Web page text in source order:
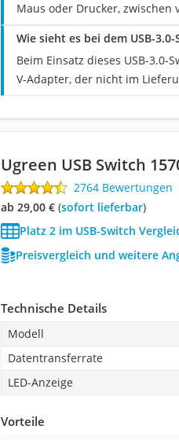
Maus oder Drucker,
Wie sieht es bei dem USB-
Beim Einsatz dieses USB-
V-Adapter, der nicht im
Ugreen USB Switch
2764 Bewertungen
ab 29,00 €( Sofort lieferbar)
Platz 2 im USB-Switch
Preisvergleich und weitere
Technische Details
Modell
Datentransferrate
LED-Anzeige
Vorteile